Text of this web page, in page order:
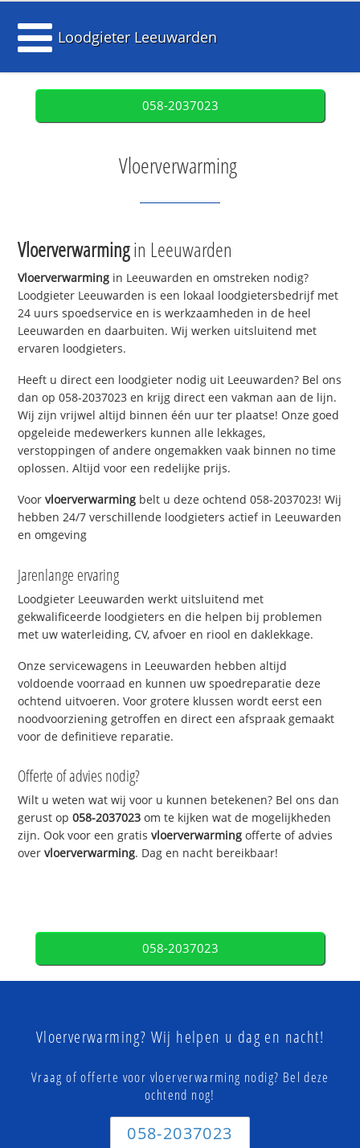
Loodgieter Leeuwarden
058-2037023
Vloerverwarming
Vloerverwarmingin Leeuwarden
Vloerverwarming in Leeuwarden en omstreken nodig?
Loodgieter Leeuwarden is een lokaal loodgietersbedrijf met
24 uurs spoedservice en is werkzaamheden in de heel
Leeuwarden en daarbuiten. Wij werken uitsluitend met
ervaren loodgieters.
Heeft u direct een loodgieter nodig uit Leeuwarden? Bel ons
dan op 058-2037023 en krijg direct een vakman aan de lijn.
Wij zijn vrijwel altijd binnen één uur ter plaatse! Onze goed
opgeleide medewerkers kunnen alle lekkages,
verstoppingen of andere ongemakken vaak binnen no time
oplossen. Altijd voor een redelijke prijs.
Voorvloerverwarming belt u deze ochtend 058-2037023! Wij
hebben 24/7 verschillende loodgieters actief in Leeuwarden
en omgeving
Jarenlange ervaring
Loodgieter Leeuwarden werkt uitsluitend met
gekwalificeerde loodgieters en die helpen bij problemen
met uw waterleiding, CV, afvoer en riool en daklekkage.
Onze servicewagens in Leeuwarden hebben altijd
voldoende voorraad en kunnen uw spoedreparatie deze
ochtend uitvoeren. Voor grotere klussen wordt eerst een
noodvoorziening getroffen en direct een afspraak gemaakt
voor de definitieve reparatie.
Offerte of advies nodig?
Wilt u weten wat wij voor u kunnen betekenen? Bel ons dan
gerust op058-2037023 om te kijken wat de mogelijkheden
zijn. Ook voor een gratisvloerverwarming offerte of advies
overvloerverwarming. Dag en nacht bereikbaar!
058-2037023
Vloerverwarming? Wij helpen u dag en nacht!
Vraag of offerte voor vloerverwarming nodig? Bel deze
ochtend nog!
058-2037023